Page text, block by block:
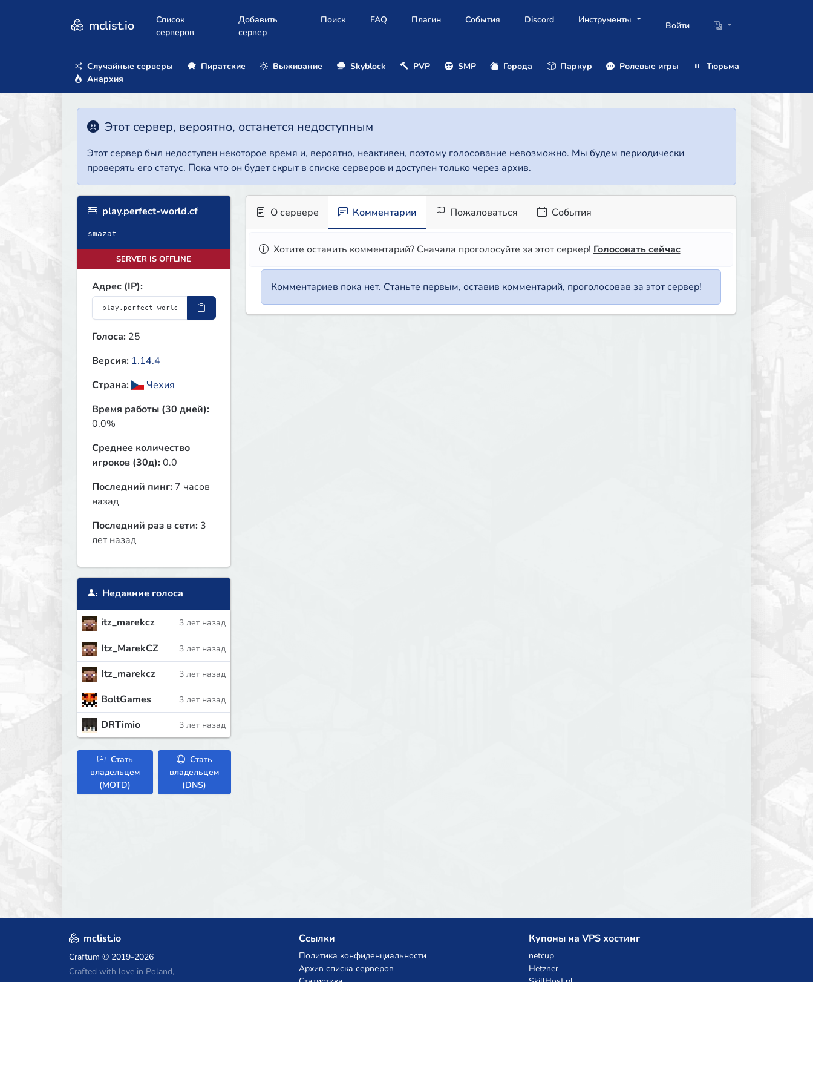
mclist.io
Список
серверов
Добавить
сервер
Поиск FAQ Плагин События Discord Инструменты
Войти
Случайные серверы Пиратские Выживание Skyblock PVP SMP Города Паркур Ролевые игры
Тюрьма
Анархия
Этот сервер, вероятно, останется недоступным
Этот сервер был недоступен некоторое время и, вероятно, неактивен, поэтому голосование невозможно. Мы будем периодически
проверять его статус. Пока что он будет скрыт в списке серверов и доступен только через архив.
play.perfect-world.cf
smazat
SERVER IS OFFLINE
Адрес (IP):
Голоса: 25
Версия: 1.14.4
Страна:
Чехия
Время работы (30 дней):
0.0%
Среднее количество
игроков (30д):0.0
Последний пинг: 7 часов
назад
Последний раз в сети: 3
лет назад
Недавние голоса
itz_marekcz 3 лет назад
Itz_MarekCZ 3 лет назад
Itz_marekcz 3 лет назад
BoltGames 3 лет назад
DRTimio 3 лет назад
Стать
владельцем
(MOTD)
Стать
владельцем
(DNS)
О сервере Комментарии Пожаловаться События
Хотите оставить комментарий? Сначала проголосуйте за этот сервер! Голосовать сейчас
Комментариев пока нет. Станьте первым, оставив комментарий, проголосовав за этот сервер!
mclist.io
Craftum © 2019-2026
Crafted with love in Poland,
Ссылки
Политика конфиденциальности
Архив списка серверов
Статистика
Купоны на VPS хостинг
netcup
Hetzner
SkillHost.pl